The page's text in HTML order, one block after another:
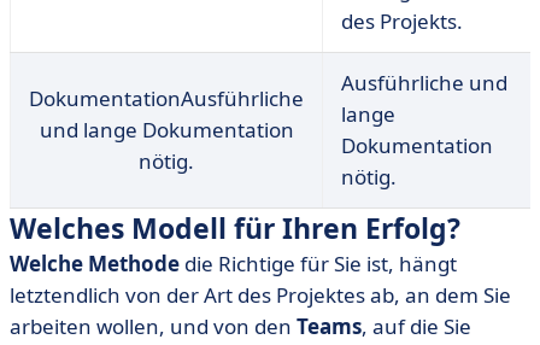
des Projekts.
DokumentationAusführliche
und lange Dokumentation
nötig.
Ausführliche und
lange
Dokumentation
nötig.
Welches Modell für Ihren Erfolg?
Welche Methode die Richtige für Sie ist, hängt
letztendlich von der Art des Projektes ab, an dem Sie
arbeiten wollen, und von den Teams, auf die Sie